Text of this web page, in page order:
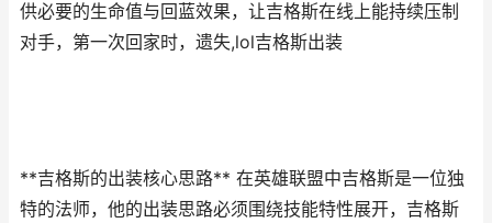
供必要的生命值与回蓝效果，让吉格斯在线上能持续压制
对手，第一次回家时，遗失,lol吉格斯出装
**吉格斯的出装核心思路** 在英雄联盟中吉格斯是一位独
特的法师，他的出装思路必须围绕技能特性展开，吉格斯